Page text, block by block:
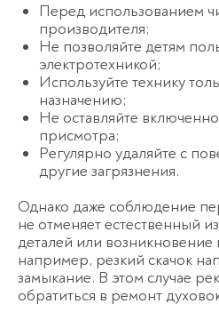
Перед использованием
производителя;
Не позволяйте детям
электротехникой;
Используйте технику
назначению;
Не оставляйте
присмотра;
Регулярно удаляйте с
другие загрязнения.
Однако даже соблюдение
не отменяет естественный
деталей или возникновение
например, резкий скачок
замыкание. В этом случае
обратиться в ремонт